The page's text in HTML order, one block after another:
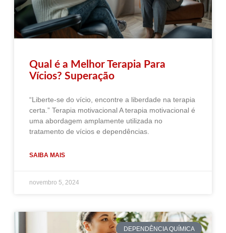
Qual é a Melhor Terapia Para
Vícios? Superação
“Liberte-se do vício, encontre a liberdade na terapia
certa.” Terapia motivacional A terapia motivacional é
uma abordagem amplamente utilizada no
tratamento de vícios e dependências.
SAIBA MAIS
novembro 5, 2024
DEPENDÊNCIA QUÍMICA